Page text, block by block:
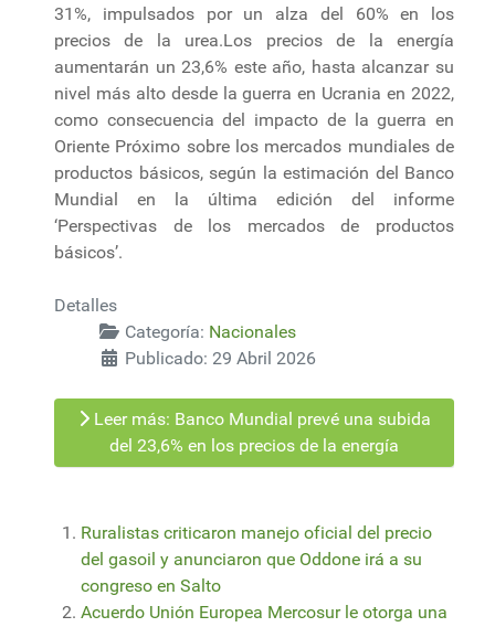
31%, impulsados por un alza del 60% en los
precios de la urea.Los precios de la energía
aumentarán un 23,6% este año, hasta alcanzar su
nivel más alto desde la guerra en Ucrania en 2022,
como consecuencia del impacto de la guerra en
Oriente Próximo sobre los mercados mundiales de
productos básicos, según la estimación del Banco
Mundial en la última edición del informe
‘Perspectivas de los mercados de productos
básicos’.
Detalles
Categoría: Nacionales
Publicado: 29 Abril 2026
Leer más: Banco Mundial prevé una subida
del 23,6% en los precios de la energía
Ruralistas criticaron manejo oficial del precio
del gasoil y anunciaron que Oddone irá a su
congreso en Salto
Acuerdo Unión Europea Mercosur le otorga una